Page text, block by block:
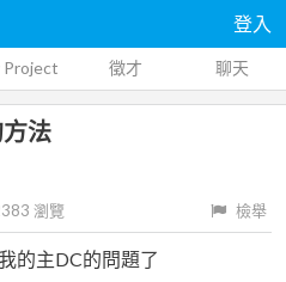
登入
Project 徵才 聊天
法
瀏覽 檢舉
的主DC的問題了